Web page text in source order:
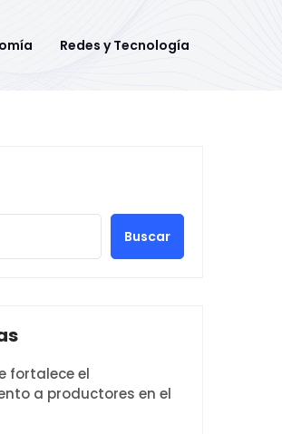
Redes y Tecnología
Buscar
fortalece el
a productores en el